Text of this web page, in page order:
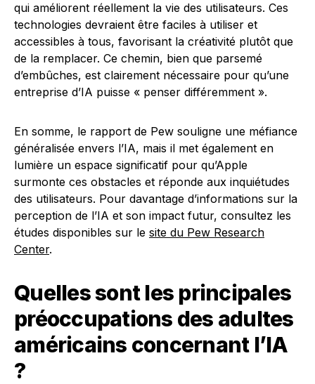
qui améliorent réellement la vie des utilisateurs. Ces
technologies devraient être faciles à utiliser et
accessibles à tous, favorisant la créativité plutôt que
de la remplacer. Ce chemin, bien que parsemé
d’embûches, est clairement nécessaire pour qu’une
entreprise d’IA puisse « penser différemment ».
En somme, le rapport de Pew souligne une méfiance
généralisée envers l’IA, mais il met également en
lumière un espace significatif pour qu’Apple
surmonte ces obstacles et réponde aux inquiétudes
des utilisateurs. Pour davantage d’informations sur la
perception de l’IA et son impact futur, consultez les
études disponibles sur le site du Pew Research
Center.
Quelles sont les principales
préoccupations des adultes
américains concernant l’IA
?